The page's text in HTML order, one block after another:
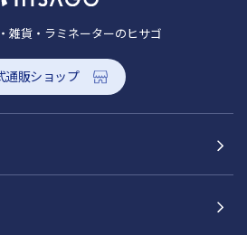
雑貨・ラミネーターのヒサゴ
通販ショップ